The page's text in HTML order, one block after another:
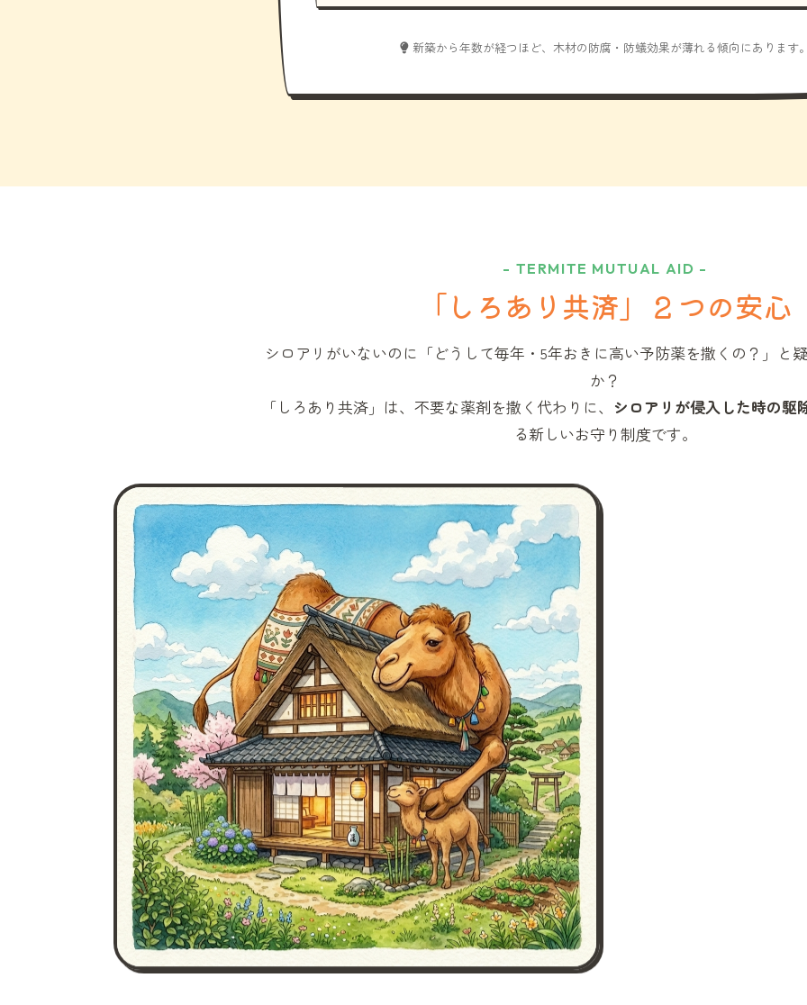
新築から年数が経つほど、木材の防腐・防蟻効果が薄れる傾向にあります
- TERMITE MUTUAL AID -
「しろあり共済」 ２つの安心
シロアリがいないのに「どうして毎年・5年おきに高い予防薬を撒くの？」と
か？
「しろあり共済」 は、不要な薬剤を撒く代わりに、 シロアリが侵入した時の駆
る新しいお守り制度です。